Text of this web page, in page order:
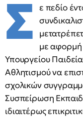
Σ ε πεδίο
με
Υπουργείου
Αθλητισμού να
σχολικών
Συσπείρωση
ιδιαιτέρως